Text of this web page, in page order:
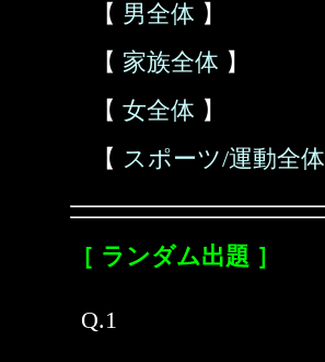
【 男全体 】
【 家族全体 】
【 女全体 】
【 スポーツ/運動全体
［ ランダム出題 ］
Q.1